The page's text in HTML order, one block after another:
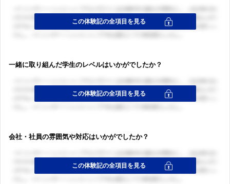
一緒に取り組んだ学生のレベルはいかがでしたか？
会社・社員の雰囲気や対応はいかがでしたか？